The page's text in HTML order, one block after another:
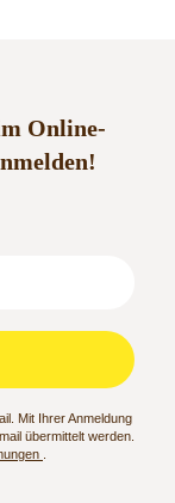
Online-
Mit Ihrer Anmeldung
übermittelt werden.